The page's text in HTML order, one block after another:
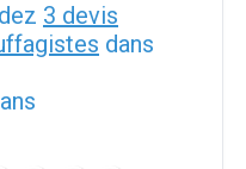
3 devis
dans